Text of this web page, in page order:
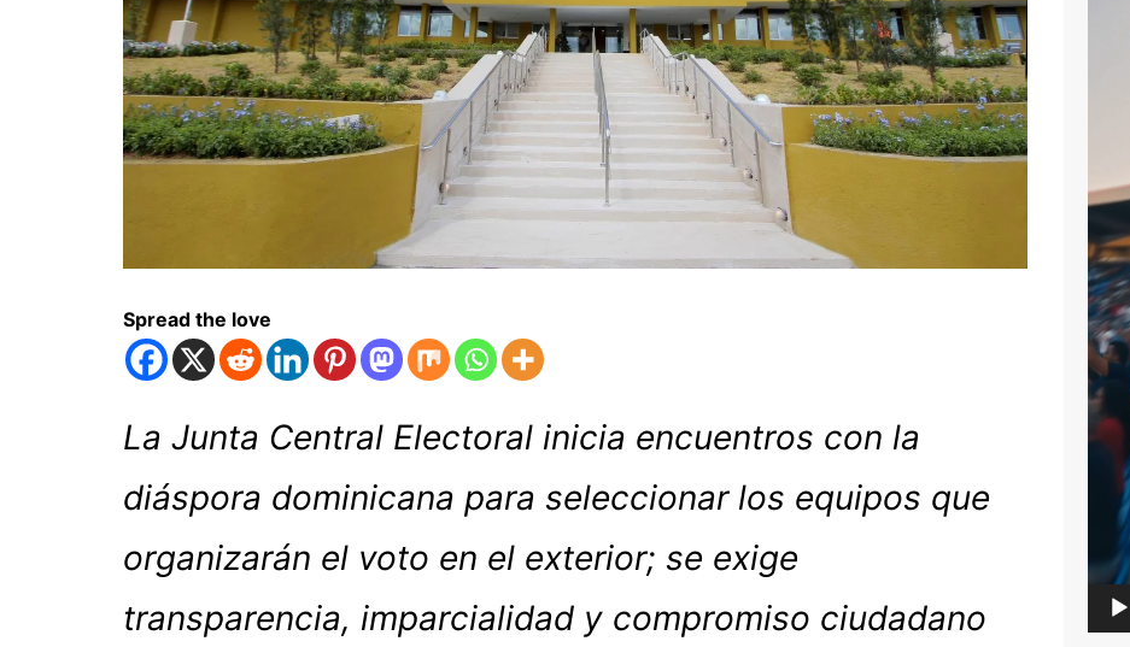
Spread the love
La Junta Central Electoral inicia encuentros con la
diáspora dominicana para seleccionar los equipos que
organizarán el voto en el exterior; se exige
transparencia, imparcialidad y compromiso ciudadano